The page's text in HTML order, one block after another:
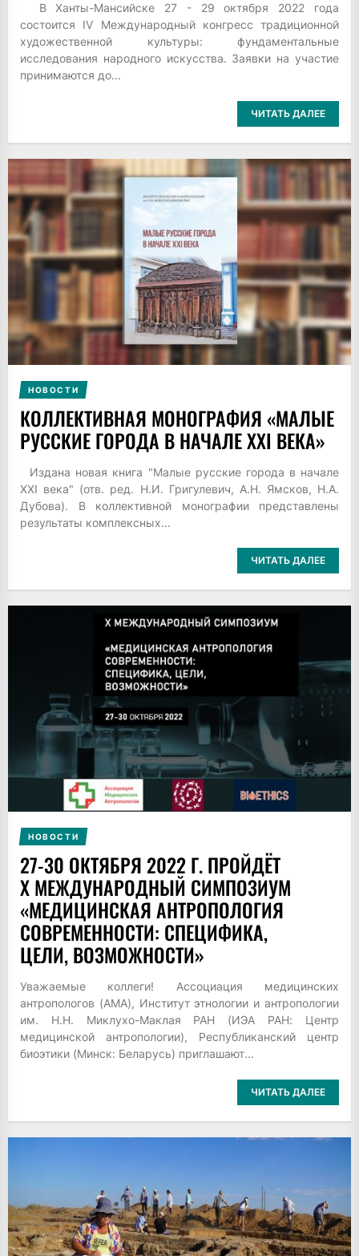
В Ханты-Мансийске 27 - 29 октября 2022 года
состоится IV Международный конгресс традиционной
художественной культуры: фундаментальные
исследования народного искусства. Заявки на участие
принимаются до...
ЧИТАТЬ ДАЛЕЕ
НОВОСТИ
КОЛЛЕКТИВНАЯ МОНОГРАФИЯ «МАЛЫЕ
РУССКИЕ ГОРОДА В НАЧАЛЕ XXI ВЕКА»
Издана новая книга "Малые русские города в начале
XXI века" (отв. ред. Н.И. Григулевич, А.Н. Ямсков, Н.А.
Дубова). В коллективной монографии представлены
результаты комплексных...
ЧИТАТЬ ДАЛЕЕ
НОВОСТИ
27-30 ОКТЯБРЯ 2022 Г. ПРОЙДЁТ
X МЕЖДУНАРОДНЫЙ СИМПОЗИУМ
«МЕДИЦИНСКАЯ АНТРОПОЛОГИЯ
СОВРЕМЕННОСТИ: СПЕЦИФИКА,
ЦЕЛИ, ВОЗМОЖНОСТИ»
Уважаемые коллеги! Ассоциация медицинских
антропологов (АМА), Институт этнологии и антропологии
им. Н.Н. Миклухо-Маклая РАН (ИЭА РАН: Центр
медицинской антропологии), Республиканский центр
биоэтики (Минск: Беларусь) приглашают...
ЧИТАТЬ ДАЛЕЕ